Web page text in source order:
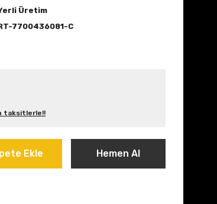
Üretim
7700436081-C
taksitlerle!!
Ekle Hemen Al